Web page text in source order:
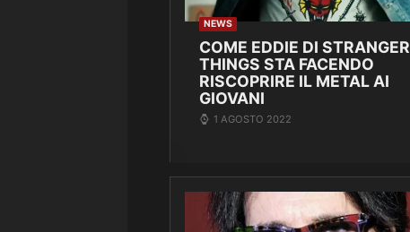
NEWS
COME EDDIE DI STRANGER
THINGS STA FACENDO
RISCOPRIRE IL METAL AI
GIOVANI
1 AGOSTO 2022